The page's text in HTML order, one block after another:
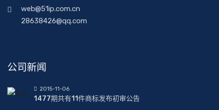
web@51ip.com.cn
28638426@qq.com
公司新闻
2015-11-06
1477期共有11件商标发布初审公告